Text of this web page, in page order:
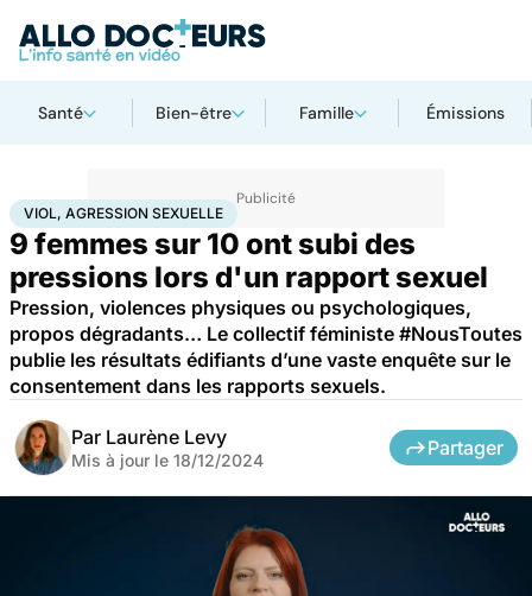
Santé Bien-être Famille Émissions
AccueilSantéViol, agression sexuelle
VIOL, AGRESSION SEXUELLE
9 femmes sur 10 ont subi des
pressions lors d'un rapport sexuel
Pression, violences physiques ou psychologiques,
propos dégradants… Le collectif féministe #NousToutes
publie les résultats édifiants d’une vaste enquête sur le
consentement dans les rapports sexuels.
Par Laurène Levy
Mis à jour le 18/12/2024
Partager